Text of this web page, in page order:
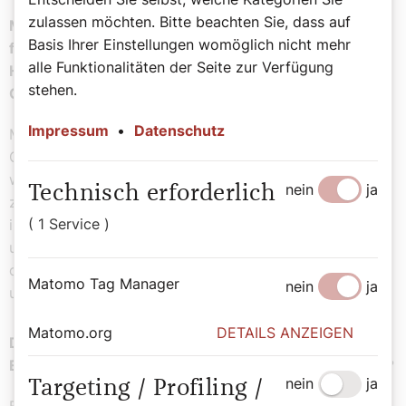
Maria ist laut dem Zweiten Vatikanischen Konzil (es
fand von 1962 bis 1965 statt) „Zeichen der sicheren
Hoffnung und des Trostes“. Was heißt das für unser
Christenleben?
Maria gehört auf unsere Seite, sie ist eine aus dem Volk
Gottes, sie ist zu einer zentralen Aufgabe berufenen
worden, vom Anfang ihres Lebens an. Aber diese Nähe
zu Gott und diese Berufung ist ein Geschenk, ist Gnade
im umfassenden Sinn. Weil sie eine von uns ist, weil sie
unseren Weg geht und gegangen ist, ist sie ein Zeichen
der sicheren Hoffnung, ist sie Trost auch in unserer Not
und Bedrängnis.
Die Orthodoxie nennt das Fest „Mariä Entschlafung“,
Entschlafung der allheiligen Gottesgebärerin. Warum?
zulassen möchten. Bitte beachten Sie, dass auf
Basis Ihrer Einstellungen womöglich nicht mehr
alle Funktionalitäten der Seite zur Verfügung
stehen.
Impressum • Datenschutz
Technisch erforderlich
( 1 Service )
nein ja
Matomo Tag Manager nein ja
Matomo.org DETAILS ANZEIGEN
Targeting / Profiling /
nein ja